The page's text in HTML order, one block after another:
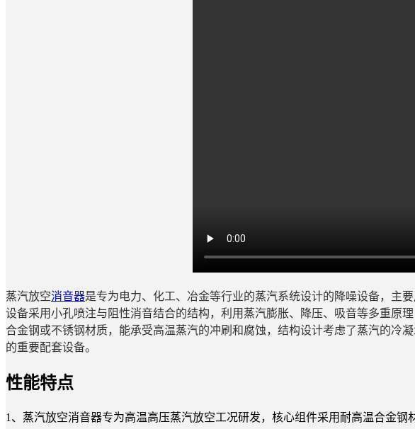
蒸汽放空消音器是专为电力、化工、冶金等行业的蒸汽系统设计的降噪设备，主
设备采用小孔喷注与阻性消音结合的结构，利用蒸汽膨胀、降压、吸音等多重
合金钢或不锈钢材质，能承受高温蒸汽的冲刷和腐蚀，结构设计考虑了蒸汽的冷
的重要配套设备。
性能特点
1、蒸汽放空消音器专为高温高压蒸汽放空工况研发，核心组件采用耐高温合金